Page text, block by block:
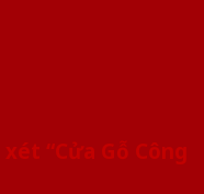
“Cửa Gỗ Công